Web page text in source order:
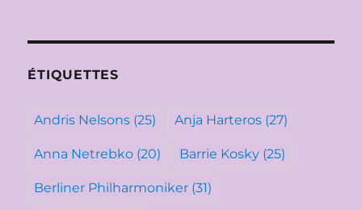
ÉTIQUETTES
Andris Nelsons (25) Anja Harteros (27)
Anna Netrebko (20) Barrie Kosky (25)
Berliner Philharmoniker (31)